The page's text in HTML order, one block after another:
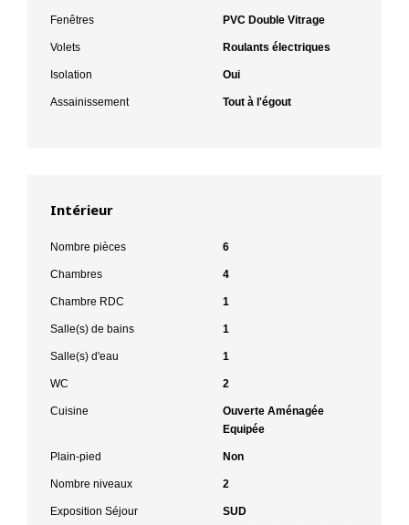
Fenêtres PVC Double Vitrage
Volets Roulants électriques
Isolation Oui
Assainissement Tout à l'égout
Intérieur
Nombre pièces 6
Chambres 4
Chambre RDC 1
Salle(s) de bains 1
Salle(s) d'eau 1
WC 2
Cuisine
Ouverte Aménagée
Equipée
Plain-pied Non
Nombre niveaux 2
Exposition Séjour SUD